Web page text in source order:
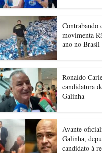
Contrabando
movimenta
ano no Brasil
Ronaldo
candidatura
Galinha
Avante
Galinha,
candidato à